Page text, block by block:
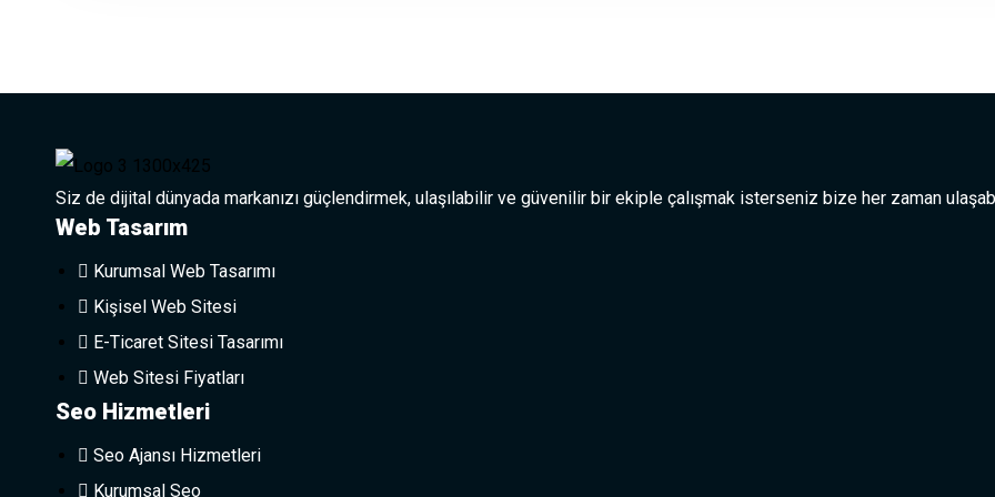
Siz de dijital dünyada markanızı güçlendirmek, ulaşılabilir ve güvenilir bir ekiple çalışmak isterseniz bize her zaman
Web Tasarım
Kurumsal Web Tasarımı
Kişisel Web Sitesi
E-Ticaret Sitesi Tasarımı
Web Sitesi Fiyatları
Seo Hizmetleri
Seo Ajansı Hizmetleri
Kurumsal Seo